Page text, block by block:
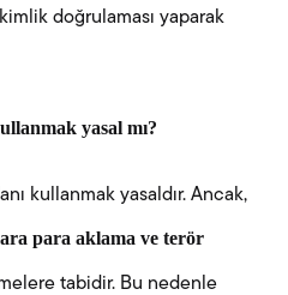
doğrulaması yaparak
yasal mı?
kullanmak yasaldır. Ancak,
para aklama ve terör
tabidir. Bu nedenle